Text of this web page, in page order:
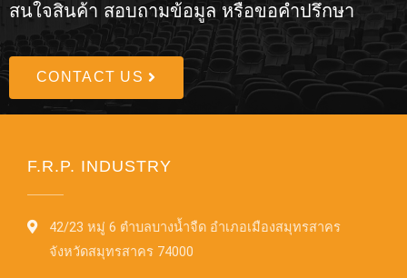
สนใจสินค้า สอบถามข้อมูล หรือขอคำปรึกษา
CONTACT US
F.R.P. INDUSTRY
42/23 หมู่ 6 ตำบลบางน้ำจืด อำเภอเมืองสมุทรสาคร
จังหวัดสมุทรสาคร 74000